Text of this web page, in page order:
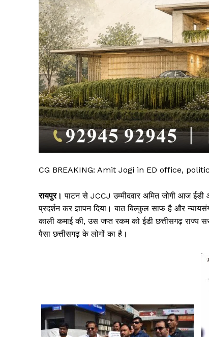
CG BREAKING: Amit Jogi in ED office,
रायपुर। पाटन से JCCJ उम्मीदवार अमित जोगी आज
प्रदर्शन कर ज्ञापन दिया। बात बिल्कुल साफ है और
काली कमाई की, उस जप्त रकम को ईडी छत्तीसगढ़ राज्य
पैसा छत्तीसगढ़ के लोगों का है।